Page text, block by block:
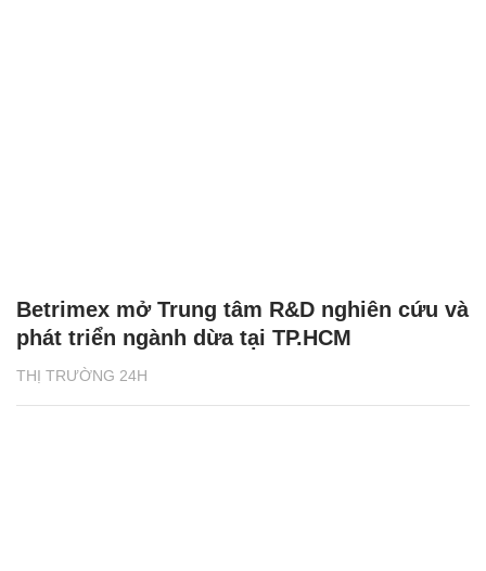
THỊ TRƯỜNG 24H
Betrimex mở Trung tâm R&D nghiên cứu và
phát triển ngành dừa tại TP.HCM